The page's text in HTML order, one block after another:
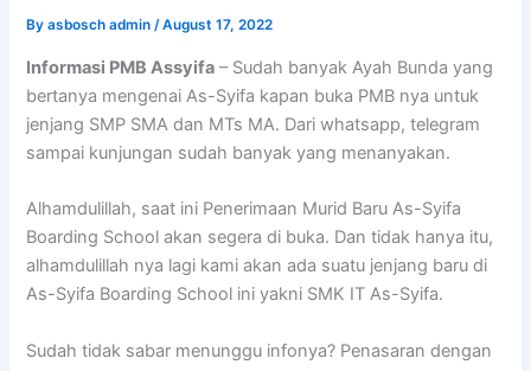
Byasbosch admin/August 17, 2022
Informasi PMB Assyifa – Sudah banyak Ayah Bunda yang
bertanya mengenai As-Syifa kapan buka PMB nya untuk
jenjang SMP SMA dan MTs MA. Dari whatsapp, telegram
sampai kunjungan sudah banyak yang menanyakan.
Alhamdulillah, saat ini Penerimaan Murid Baru As-Syifa
Boarding School akan segera di buka. Dan tidak hanya itu,
alhamdulillah nya lagi kami akan ada suatu jenjang baru di
As-Syifa Boarding School ini yakni SMK IT As-Syifa.
Sudah tidak sabar menunggu infonya? Penasaran dengan